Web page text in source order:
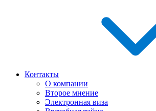
Контакты
О компании
Второе мнение
Электронная виза